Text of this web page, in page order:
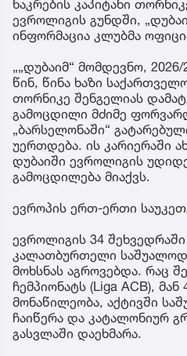
ნაკრების კაპიტანი
ევროლიგის გუნდში,
ინფორმაცია კლუბმა
„„დუბაიმ“ მომდევნო,
წინ, წინა ხაზი
თორნიკე შენგელიას
გამოცდილი მძიმე
„ბარსელონაში“
უერთდება. ის კარიერაში
დუბაიში ევროლიგის
გამოცდილება მიაქვს.
ევროპის ერთ-ერთი
ევროლიგის 34
კალათბურთელი საშუალოდ
მოხსნას აგროვებდა. რაც
ჩემპიონატს (Liga ACB),
მონაწილეობა, აქტივში
ჩაიწერა და კატალონიურ
გასვლაში დაეხმარა.